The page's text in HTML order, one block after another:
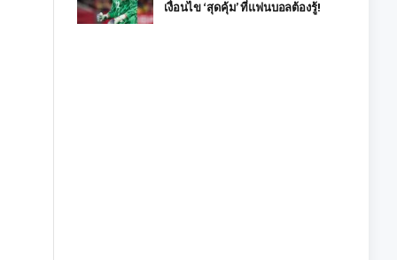
เงื่อนไข ‘สุดคุ้ม’ ที่แฟนบอลต้องรู้!